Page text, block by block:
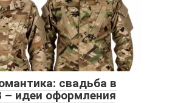
свадьба в
– идеи оформления